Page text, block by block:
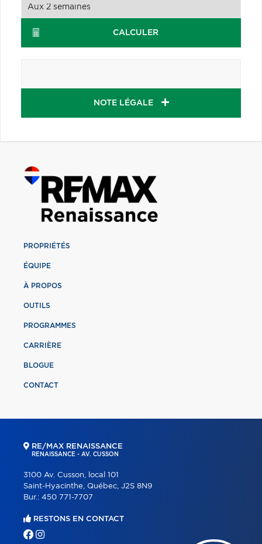
CALCULER
NOTE LÉGALE
PROPRIÉTÉS
ÉQUIPE
À PROPOS
OUTILS
PROGRAMMES
CARRIÈRE
BLOGUE
CONTACT
RE/MAX RENAISSANCE
RENAISSANCE - AV. CUSSON
3100 Av. Cusson, local 101
Saint-Hyacinthe, Québec, J2S 8N9
Bur.: 450 771-7707
RESTONS EN CONTACT